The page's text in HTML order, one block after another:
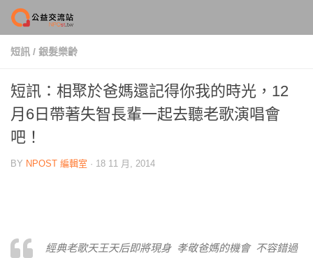
Skip to content
短訊 / 銀髮樂齡
短訊：相聚於爸媽還記得你我的時光，12
月6日帶著失智長輩一起去聽老歌演唱會
吧！
BY NPOST 編輯室 · 18 11 月, 2014
經典老歌天王天后即將現身 孝敬爸媽的機會 不容錯過